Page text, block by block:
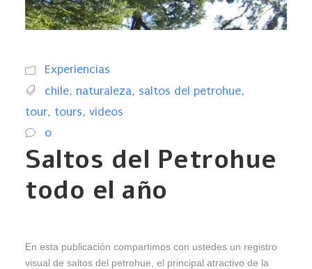
Experiencias
chile, naturaleza, saltos del petrohue,
tour, tours, videos
0
Saltos del Petrohue
todo el año
En esta publicación compartimos con ustedes un registro
visual de saltos del petrohue, el principal atractivo de la